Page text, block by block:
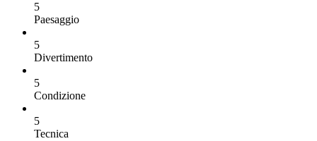
5
Paesaggio
5
Divertimento
5
Condizione
5
Tecnica